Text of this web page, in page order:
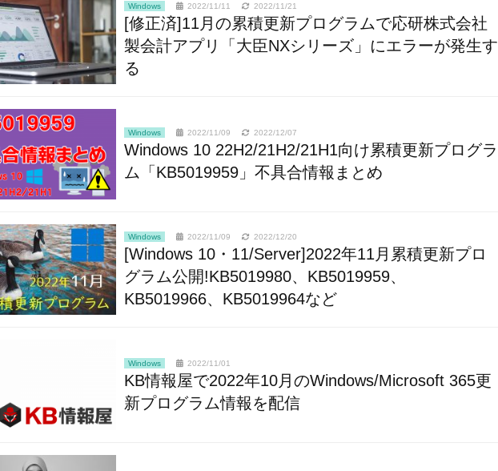
Windows 2022/11/11 2022/11/21
[修正済]11月の累積更新プログラムで応研株式会社
製会計アプリ「大臣NXシリーズ」にエラーが発生す
る
Windows 2022/11/09 2022/12/07
Windows 10 22H2/21H2/21H1向け累積更新プログラ
ム「KB5019959」不具合情報まとめ
Windows 2022/11/09 2022/12/20
[Windows 10・11/Server]2022年11月累積更新プロ
グラム公開!KB5019980、KB5019959、
KB5019966、KB5019964など
Windows 2022/11/01
KB情報屋で2022年10月のWindows/Microsoft 365更
新プログラム情報を配信